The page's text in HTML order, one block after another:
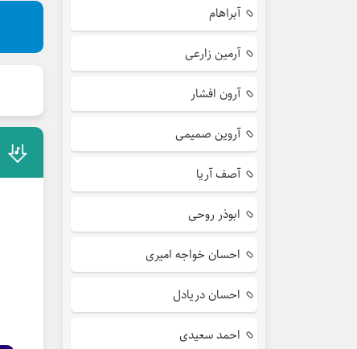
آبراهام
آرمین زارعی
آرون افشار
آروین صمیمی
آصف آریا
ابوذر روحی
احسان خواجه امیری
احسان دریادل
احمد سعیدی